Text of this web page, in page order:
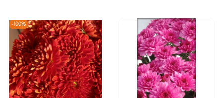
-100%